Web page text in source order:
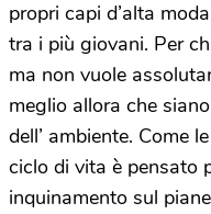
propri capi d’alta
tra i più giovani. Per
ma non vuole
meglio allora che
dell’ ambiente. Come
ciclo di vita è pensato
inquinamento sul